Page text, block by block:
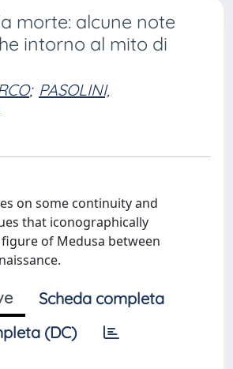
morte: alcune note
intorno al mito di
; PASOLINI,
on some continuity and
that iconographically
of Medusa between
Scheda completa
(DC)